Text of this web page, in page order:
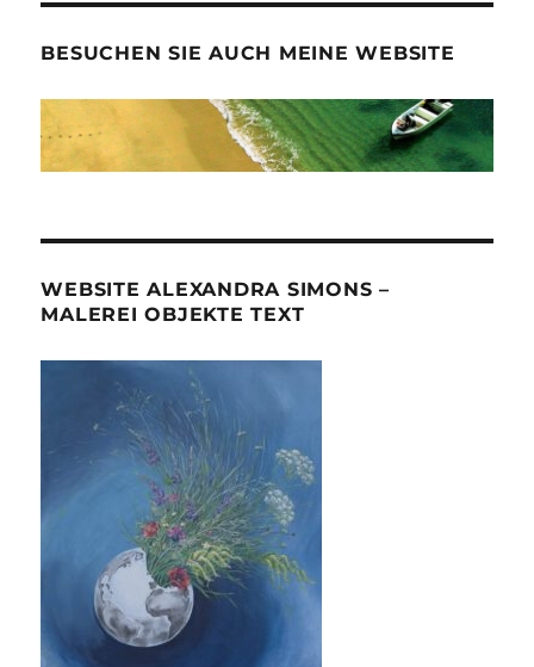
BESUCHEN SIE AUCH MEINE WEBSITE
WEBSITE ALEXANDRA SIMONS –
MALEREI OBJEKTE TEXT